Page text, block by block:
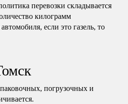
перевозки складывается
килограмм
если это газель, то
погрузочных и